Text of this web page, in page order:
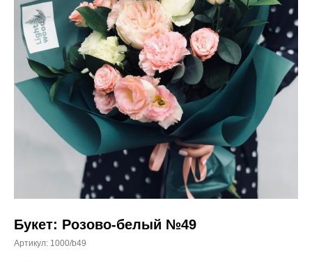
Букет: Розово-белый №49
Артикул: 1000/b49